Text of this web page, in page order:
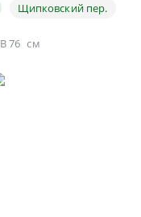
Щипковский пер.
В76 см